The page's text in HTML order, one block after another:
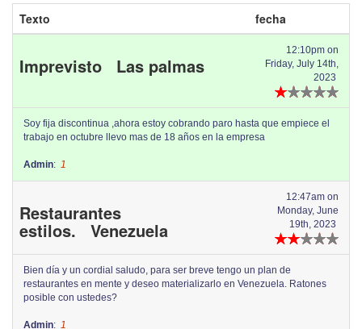
Texto fecha
Imprevisto Las palmas
12:10pm on
Friday, July 14th,
2023
Soy fija discontinua ,ahora estoy cobrando paro hasta que empiece el
trabajo en octubre llevo mas de 18 años en la empresa
Admin: 1
Restaurantes
estilos. Venezuela
12:47am on
Monday, June
19th, 2023
Bien día y un cordial saludo, para ser breve tengo un plan de
restaurantes en mente y deseo materializarlo en Venezuela. Ratones
posible con ustedes?
Admin: 1